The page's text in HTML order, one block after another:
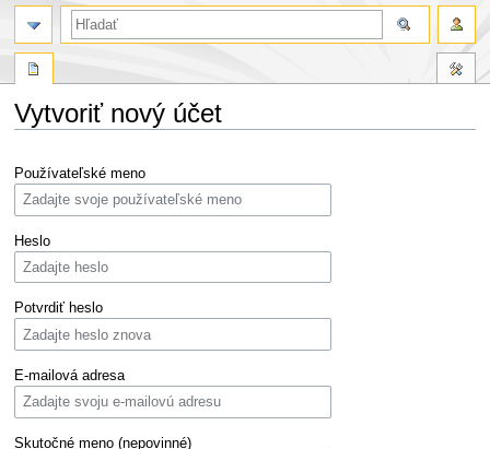
Vytvoriť nový účet
na
navigaci
na
vyhledávání
Používateľské meno
Heslo
Potvrdiť heslo
E-mailová adresa
Skutočné meno (nepovinné)